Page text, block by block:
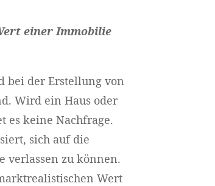
einer Immobilie
bei der Erstellung von
Wird ein Haus oder
es keine Nachfrage.
sich auf die
verlassen zu können.
Wert